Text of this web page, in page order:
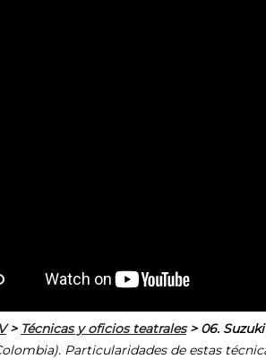
> Técnicas y oficios teatrales> 06.
Particularidades de estas